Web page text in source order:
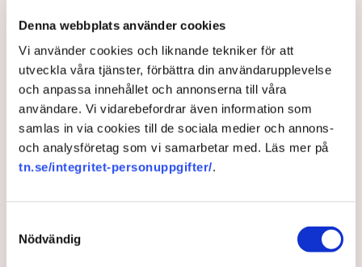
Denna webbplats använder cookies
Vi använder cookies och liknande tekniker för att
utveckla våra tjänster, förbättra din användarupplevelse
och anpassa innehållet och annonserna till våra
användare. Vi vidarebefordrar även information som
samlas in via cookies till de sociala medier och annons-
och analysföretag som vi samarbetar med. Läs mer på
tn.se/integritet-personuppgifter/.
Nödvändig
Ledare: Äntligen ett litet
framsteg för världshandeln
Resultaten från WTO-förhandlingarna är långtifrån